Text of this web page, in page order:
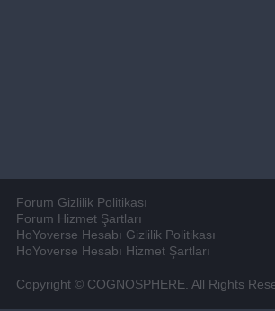
Forum Gizlilik Politikası
Forum Hizmet Şartları
HoYoverse Hesabı Gizlilik Politikası
HoYoverse Hesabı Hizmet Şartları
Copyright © COGNOSPHERE. All Rights